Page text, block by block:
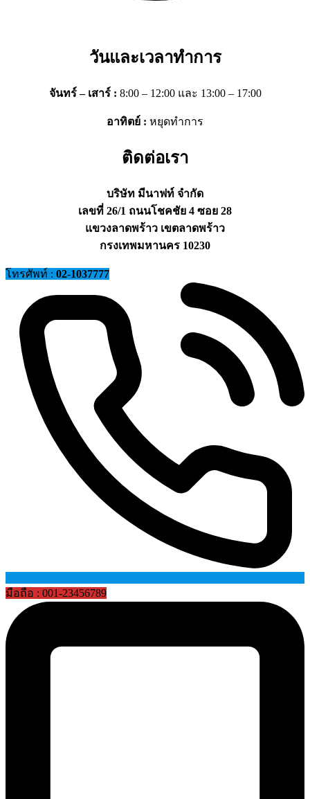
วันและเวลาทำการ
จันทร์ – เสาร์ : 8:00 – 12:00 และ 13:00 – 17:00
อาทิตย์ : หยุดทำการ
ติดต่อเรา
บริษัท มีนาฟท์ จำกัด
เลขที่ 26/1 ถนนโชคชัย 4 ซอย 28
แขวงลาดพร้าว เขตลาดพร้าว
กรงเทพมหานคร 10230
โทรศัพท์ : 02-1037777
มือถือ : 001-23456789